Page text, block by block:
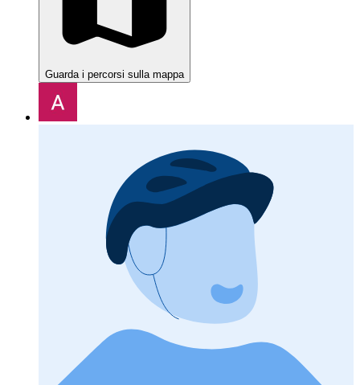
Guarda i percorsi sulla mappa